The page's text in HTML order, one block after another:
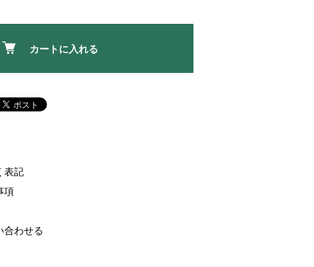
カートに入れる
表記
項
合わせる